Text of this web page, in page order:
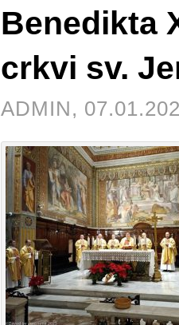
Benedikta
crkvi sv.
ADMIN,